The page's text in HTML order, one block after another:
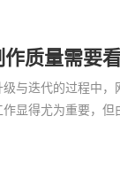
与迭代的过程中，
显得尤为重要，但